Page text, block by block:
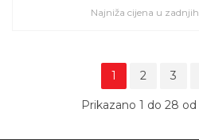
Najniža cijena u
1 2 3
Prikazano 1 do 28 od